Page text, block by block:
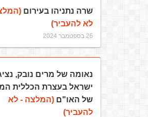
שרה נתניהו בעירום
לא להעביר)
26 בספטמבר 2024
נאומה של מרים נובק,
ישראל בעצרת הכללית
של האו"ם(המלצה - לא
להעביר)